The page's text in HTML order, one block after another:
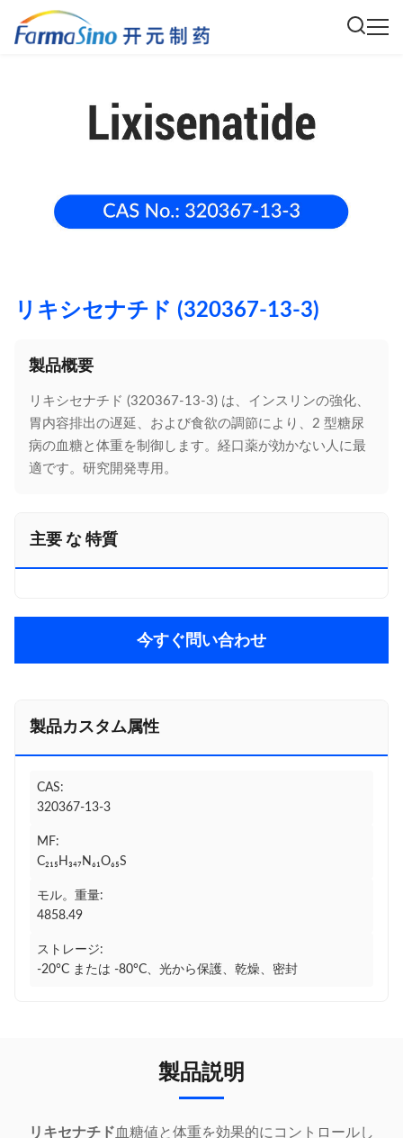
リキシセナチド (320367-13-3)
製品概要
リキシセナチド (320367-13-3) は、インスリンの強化、
胃内容排出の遅延、および食欲の調節により、2 型糖尿
病の血糖と体重を制御します。経口薬が効かない人に最
適です。研究開発専用。
主要 な 特質
今すぐ問い合わせ
製品カスタム属性
CAS:
320367-13-3
MF:
C₂₁₅H₃₄₇N₆₁O₆₅S
モル。重量:
4858.49
ストレージ:
-20°C または -80°C、光から保護、乾燥、密封
製品説明
リキセナチド血糖値と体重を効果的にコントロールし